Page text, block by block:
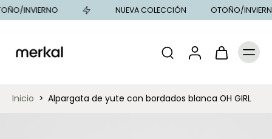
INVIERNO NUEVA COLECCIÓN OTOÑO/
Inicio > Alpargata de yute con bordados blanca OH GIRL